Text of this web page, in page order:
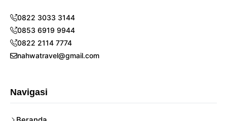
0822 3033 3144
0853 6919 9944
0822 2114 7774
nahwatravel@gmail.com
Navigasi